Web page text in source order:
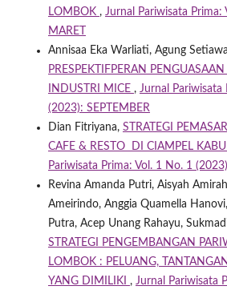
LOMBOK , Jurnal Pariwisata Prima:
MARET
Annisaa Eka Warliati, Agung
PRESPEKTIFPERAN
INDUSTRI MICE , Jurnal Pariwisata
(2023): SEPTEMBER
Dian Fitriyana, STRATEGI
CAFE & RESTO DI CIAMPEL
Pariwisata Prima: Vol. 1 No. 1
Revina Amanda Putri, Aisyah
Ameirindo, Anggia Quamella
Putra, Acep Unang Rahayu,
STRATEGI PENGEMBANGAN
LOMBOK : PELUANG,
YANG DIMILIKI , Jurnal Pariwisata